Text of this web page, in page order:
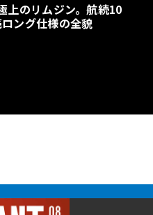
上のリムジン。航続10
ング仕様の全貌